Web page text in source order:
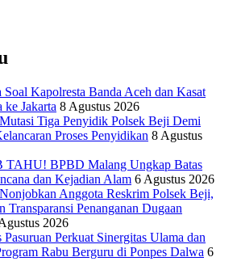
Kapolresta Banda Aceh dan Kasat
Jakarta 8 Agustus 2026
Tiga Penyidik Polsek Beji Demi
Proses Penyidikan 8 Agustus
TAHU! BPBD Malang Ungkap Batas
dan Kejadian Alam 6 Agustus 2026
Anggota Reskrim Polsek Beji,
Transparansi Penanganan Dugaan
2026
Pasuruan Perkuat Sinergitas Ulama dan
Rabu Berguru di Ponpes Dalwa 6